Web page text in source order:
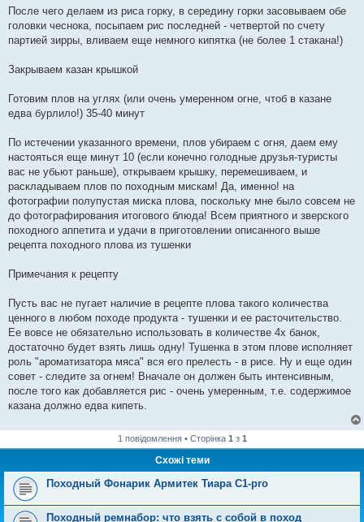
После чего делаем из риса горку, в середину горки засовываем обе
головки чеснока, посыпаем рис последней - четвертой по счету
партией зирры, вливаем еще немного кипятка (не более 1 стакана!)
Закрываем казан крышкой
Готовим плов на углях (или очень умеренном огне, чтоб в казане
едва бурлило!) 35-40 минут
По истечении указанного времени, плов убираем с огня, даем ему
настояться еще минут 10 (если конечно голодные друзья-туристы
вас не убьют раньше), открываем крышку, перемешиваем, и
раскладываем плов по походным мискам! Да, именно! на
фотографии полупустая миска плова, поскольку мне было совсем не
до фотографирования итогового блюда! Всем приятного и зверского
походного аппетита и удачи в приготовлении описанного выше
рецепта походного плова из тушенки
Примечания к рецепту
Пусть вас не пугает наличие в рецепте плова такого количества
ценного в любом походе продукта - тушенки и ее расточительство.
Ее вовсе не обязательно использовать в количестве 4х банок,
достаточно будет взять лишь одну! Тушенка в этом плове исполняет
роль "ароматизатора мяса" вся его прелесть - в рисе. Ну и еще один
совет - следите за огнем! Вначале он должен быть интенсивным,
после того как добавляется рис - очень умеренным, т.е. содержимое
казана должно едва кипеть.
1 повідомлення • Сторінка 1 з 1
Схожі теми
Походный Фонарик Армитек Тиара С1-pro
Походный ремнабор: что взять с собой в поход